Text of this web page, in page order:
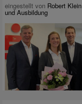
eingestellt von Robert Klein
und Ausbildung